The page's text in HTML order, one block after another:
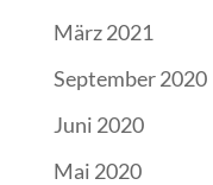
März 2021
September 2020
Juni 2020
Mai 2020